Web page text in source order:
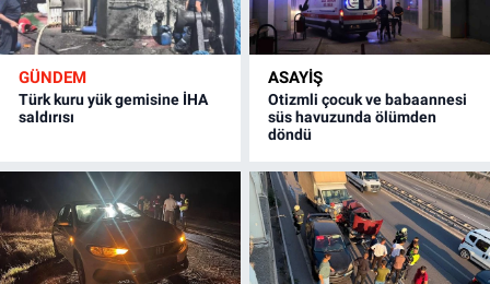
GÜNDEM
Türk kuru yük gemisine İHA
saldırısı
ASAYİŞ
Otizmli çocuk ve babaannesi
süs havuzunda ölümden
döndü